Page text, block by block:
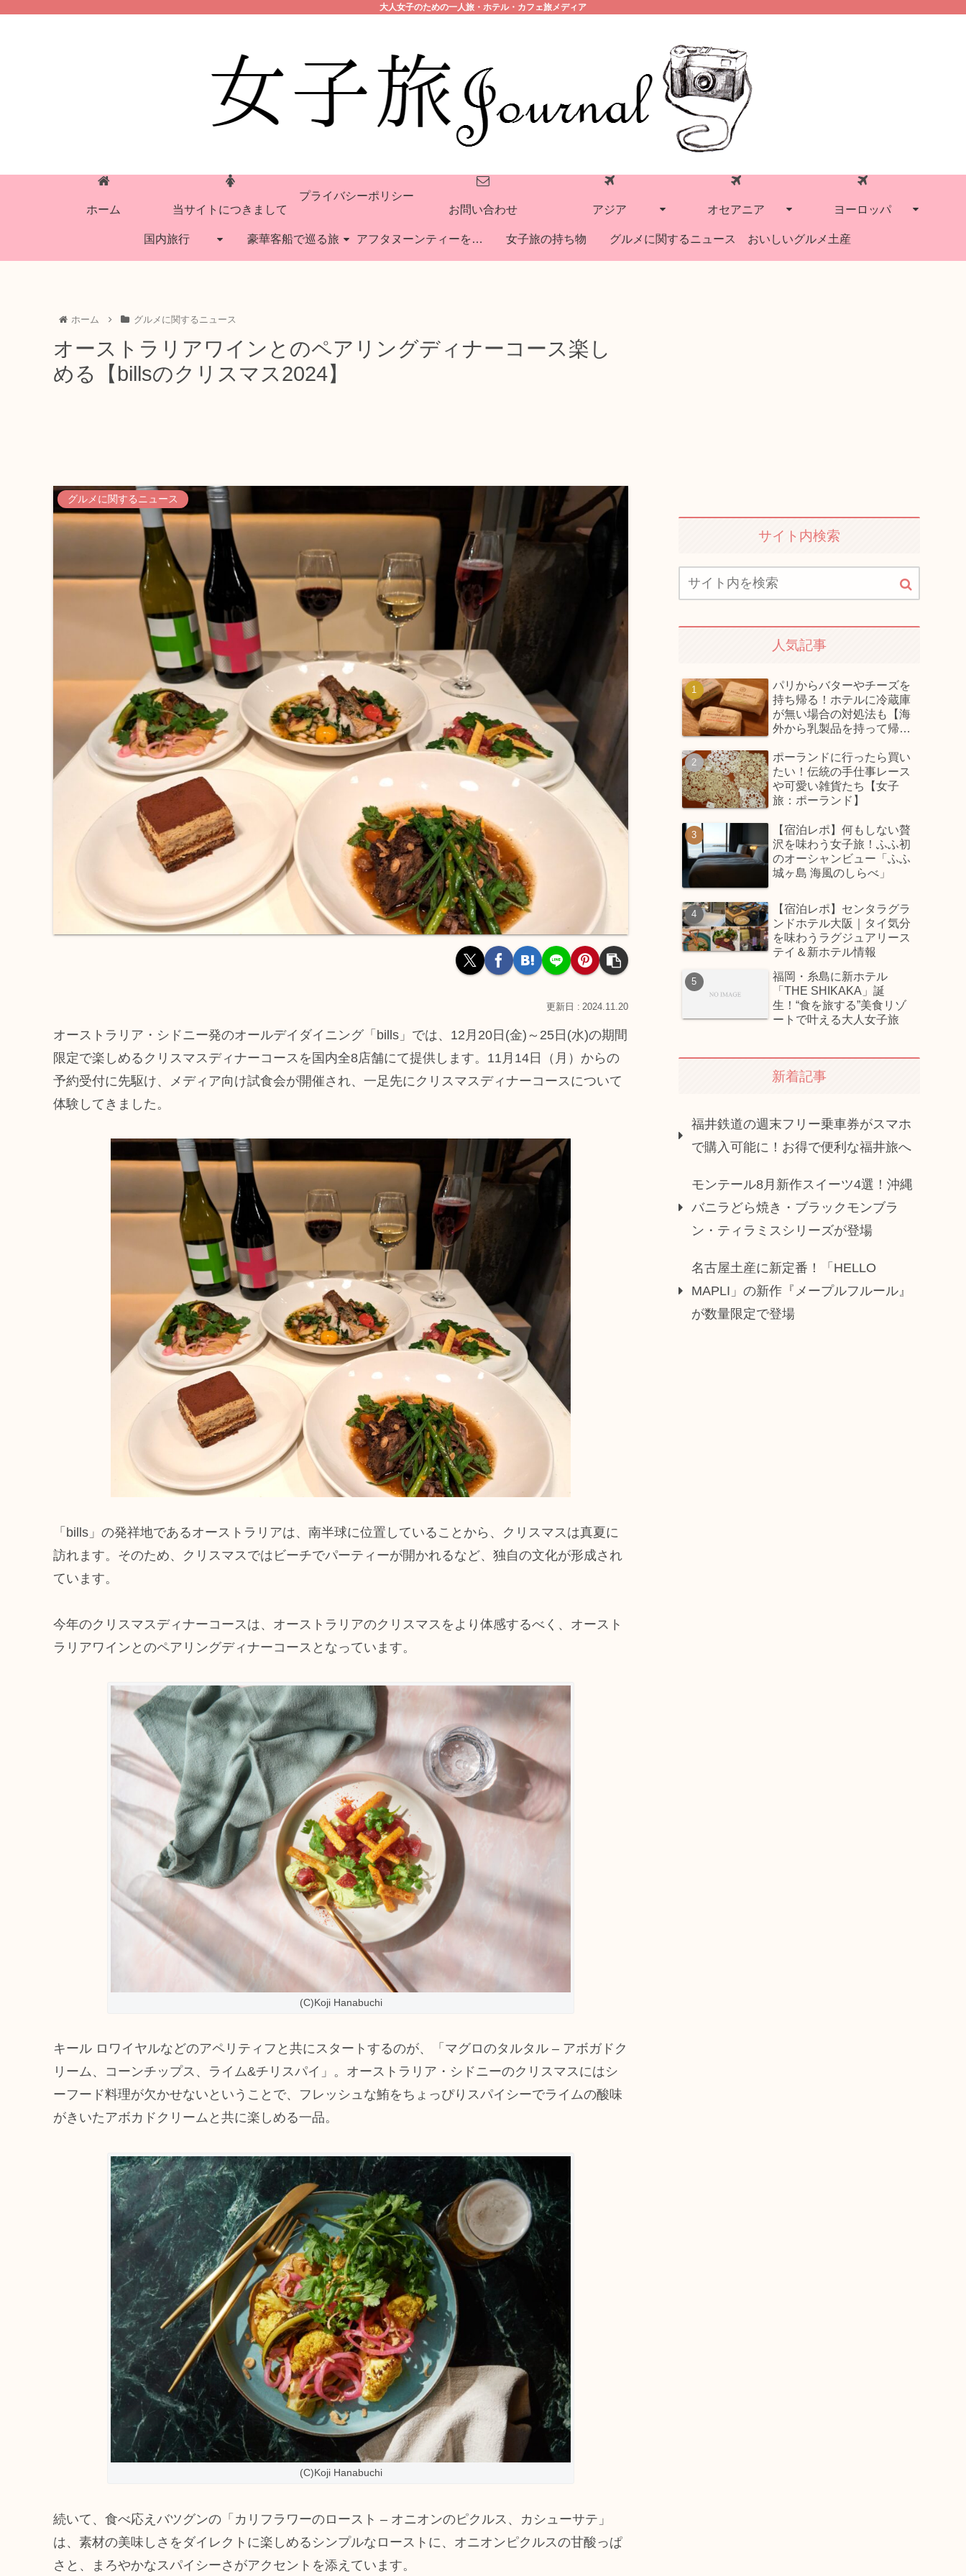
大人女子のための一人旅・ホテル・カフェ旅メディア
ホーム 当サイトにつきまして
プライバシーポリシー
お問い合わせ アジア オセアニア ヨーロッパ
国内旅行 豪華客船で巡る旅 アフタヌーンティーを巡る旅 女子旅の持ち物 グルメに関するニュース おいしいグルメ土産
ホーム グルメに関するニュース
オーストラリアワインとのペアリングディナーコース楽し
める【billsのクリスマス2024】
グルメに関するニュース
2024.11.20
オーストラリア・シドニー発のオールデイダイニング「bills」では、12月20日(金)～25日(水)の期間
限定で楽しめるクリスマスディナーコースを国内全8店舗にて提供します。11月14日（月）からの
予約受付に先駆け、メディア向け試食会が開催され、一足先にクリスマスディナーコースについて
体験してきました。
「bills」の発祥地であるオーストラリアは、南半球に位置していることから、クリスマスは真夏に
訪れます。そのため、クリスマスではビーチでパーティーが開かれるなど、独自の文化が形成され
ています。
今年のクリスマスディナーコースは、オーストラリアのクリスマスをより体感するべく、オースト
ラリアワインとのペアリングディナーコースとなっています。
(C)Koji Hanabuchi
キール ロワイヤルなどのアペリティフと共にスタートするのが、「マグロのタルタル – アボガドク
リーム、コーンチップス、ライム&チリスパイ」。オーストラリア・シドニーのクリスマスにはシ
ーフード料理が欠かせないということで、フレッシュな鮪をちょっぴりスパイシーでライムの酸味
がきいたアボカドクリームと共に楽しめる一品。
(C)Koji Hanabuchi
続いて、食べ応えバツグンの「カリフラワーのロースト – オニオンのピクルス、カシューサテ」
は、素材の美味しさをダイレクトに楽しめるシンプルなローストに、オニオンピクルスの甘酸っぱ
さと、まろやかなスパイシーさがアクセントを添えています。
サイト内検索
人気記事
パリからバターやチーズを
持ち帰る！ホテルに冷蔵庫
が無い場合の対処法も【海
外から乳製品を持って帰っ
ポーランドに行ったら買い
たい！伝統の手仕事レース
や可愛い雑貨たち【女子
旅：ポーランド】
【宿泊レポ】何もしない贅
沢を味わう女子旅！ふふ初
のオーシャンビュー「ふふ
城ヶ島 海風のしらべ」
【宿泊レポ】センタラグラ
ンドホテル大阪｜タイ気分
を味わうラグジュアリース
テイ＆新ホテル情報
福岡・糸島に新ホテル
「THE SHIKAKA」誕
生！“食を旅する”美食リゾ
ートで叶える大人女子旅
新着記事
福井鉄道の週末フリー乗車券がスマホ
で購入可能に！お得で便利な福井旅へ
モンテール8月新作スイーツ4選！沖縄
バニラどら焼き・ブラックモンブラ
ン・ティラミスシリーズが登場
名古屋土産に新定番！「HELLO
MAPLI」の新作『メープルフルール』
が数量限定で登場